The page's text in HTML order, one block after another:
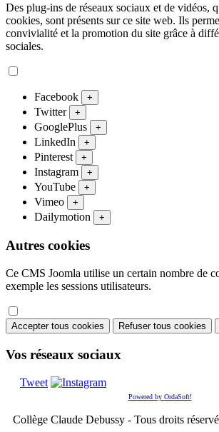
Des plug-ins de réseaux sociaux et de vidéos,
cookies, sont présents sur ce site web. Ils
convivialité et la promotion du site grâce à
sociales.
Facebook +
Twitter +
GooglePlus +
LinkedIn +
Pinterest +
Instagram +
YouTube +
Vimeo +
Dailymotion +
Autres cookies
Ce CMS Joomla utilise un certain nombre de
exemple les sessions utilisateurs.
Accepter tous cookies Refuser tous cookies
Vos réseaux sociaux
Tweet
Powered by OrdaSoft!
Collège Claude Debussy - Tous droits